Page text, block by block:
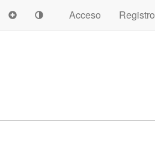
Acceso
Registro